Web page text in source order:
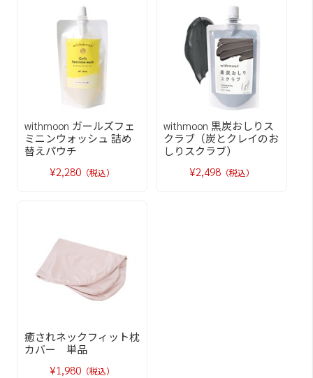
withmoon ガールズフェ
ミニンウォッシュ 詰め
替えパウチ
¥2,280 （税込）
withmoon 黒炭おしりス
クラブ（炭とクレイのお
しりスクラブ）
¥2,498（税込）
癒されネックフィット枕
カバー 単品
¥1,980 （税込）